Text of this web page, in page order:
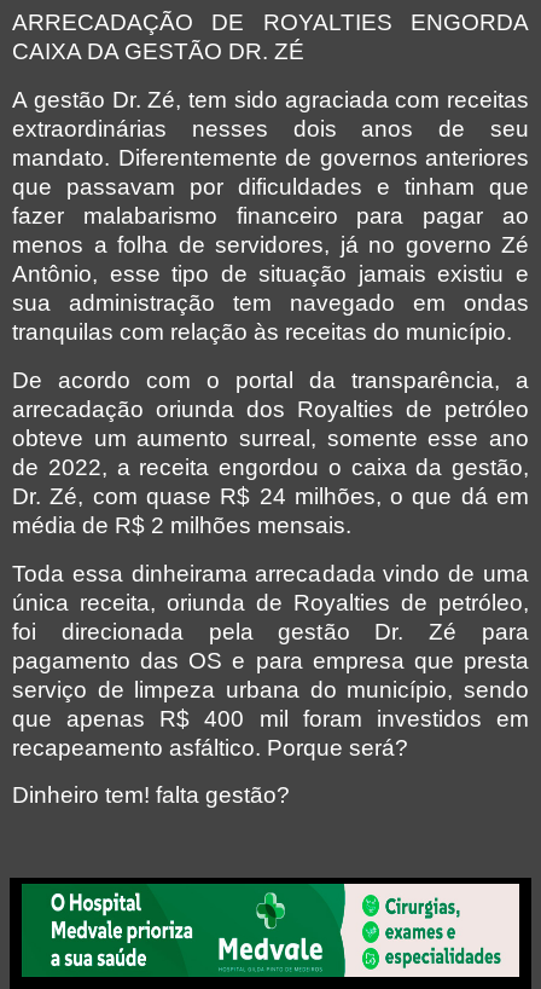
ARRECADAÇÃO DE ROYALTIES ENGORDA
CAIXA DA GESTÃO DR. ZÉ
A gestão Dr. Zé, tem sido agraciada com receitas
extraordinárias nesses dois anos de seu
mandato. Diferentemente de governos anteriores
que passavam por dificuldades e tinham que
fazer malabarismo financeiro para pagar ao
menos a folha de servidores, já no governo Zé
Antônio, esse tipo de situação jamais existiu e
sua administração tem navegado em ondas
tranquilas com relação às receitas do município.
De acordo com o portal da transparência, a
arrecadação oriunda dos Royalties de petróleo
obteve um aumento surreal, somente esse ano
de 2022, a receita engordou o caixa da gestão,
Dr. Zé, com quase R$ 24 milhões, o que dá em
média de R$ 2 milhões mensais.
Toda essa dinheirama arrecadada vindo de uma
única receita, oriunda de Royalties de petróleo,
foi direcionada pela gestão Dr. Zé para
pagamento das OS e para empresa que presta
serviço de limpeza urbana do município, sendo
que apenas R$ 400 mil foram investidos em
recapeamento asfáltico. Porque será?
Dinheiro tem! falta gestão?